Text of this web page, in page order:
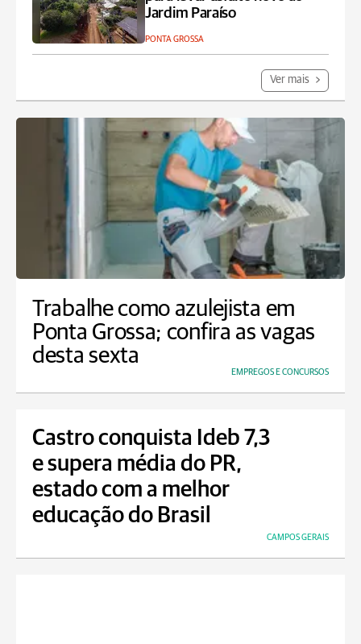
Jardim Paraíso
PONTA GROSSA
Ver mais
Trabalhe como azulejista em
Ponta Grossa; confira as vagas
desta sexta
EMPREGOS E CONCURSOS
Castro conquista Ideb 7,3
e supera média do PR,
estado com a melhor
educação do Brasil
CAMPOS GERAIS